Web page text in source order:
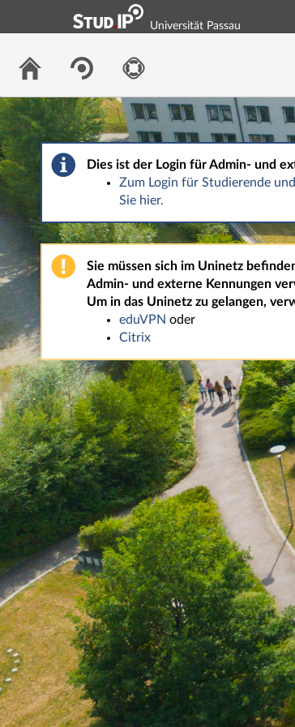
Universität Passau
Dies ist der Login für Admin- und
Zum Login für Studierende
Sie hier.
Sie müssen sich im Uninetz
Admin- und externe Kennungen
Um in das Uninetz zu gelangen,
eduVPN oder
Citrix